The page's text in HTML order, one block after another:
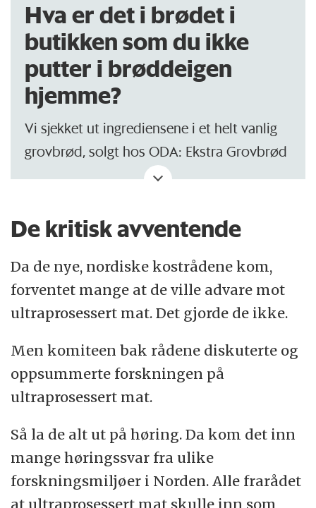
Hva er det i brødet i
butikken som du ikke
putter i brøddeigen
hjemme?
Vi sjekket ut ingrediensene i et helt vanlig
grovbrød, solgt hos ODA: Ekstra Grovbrød
Formbakt. Det er i kategorien
De fleste ingrediensene er de samme som
vi bruker i egne brød: hvetemel, sammalt
rug, sammalt hvete, fullformalt hvete,
solsikkekjerner, brune linfrø, hvetekli, gjær,
surdeig av hvete og starterkultur, som vi
også bruker hjemme når vi lager
surdeigsbrød.
Men butikkbrødet har andre ingredienser
som ikke er like vanlige hjemme.
Det er tilsatt hvetegluten , som er ekstra
De kritisk avventende
Da de nye, nordiske kostrådene kom,
forventet mange at de ville advare mot
ultraprosessert mat. Det gjorde de ikke.
Men komiteen bak rådene diskuterte og
oppsummerte forskningen på
ultraprosessert mat.
Så la de alt ut på høring. Da kom det inn
mange høringssvar fra ulike
forskningsmiljøer i Norden. Alle frarådet
at ultraprosessert mat skulle inn som